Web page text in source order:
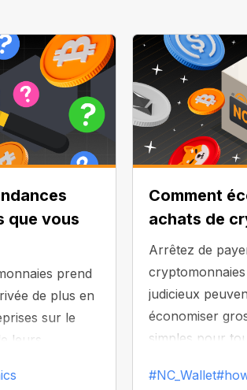
que vous
prend
de plus en
sur le
leurs
entre
Comment
achats de
Arrêtez de
judicieux
économiser
simples pour
vos achats de
#NC_Wallet